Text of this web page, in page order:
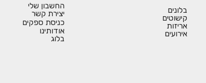
בלונים
קישוטים
אריזות
אירועים
החשבון שלי
יצירת קשר
כניסת ספקים
אודותינו
בלוג